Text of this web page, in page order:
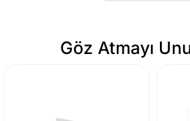
Göz Atmayı